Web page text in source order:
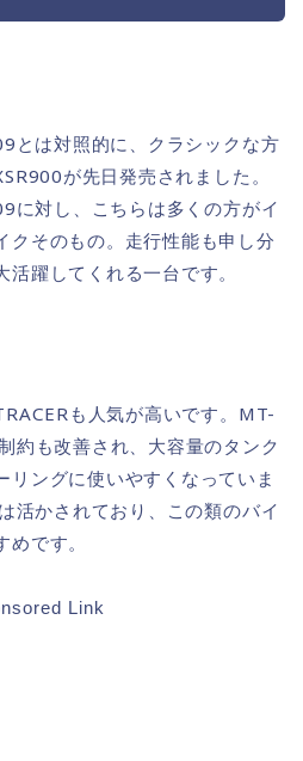
とは対照的に、クラシックな方
が先日発売されました。
に対し、こちらは多くの方がイ
クそのもの。走行性能も申し分
躍してくれる一台です。
も人気が高いです。MT-
約も改善され、大容量のタンク
リングに使いやすくなっていま
活かされており、この類のバイ
です。
Link